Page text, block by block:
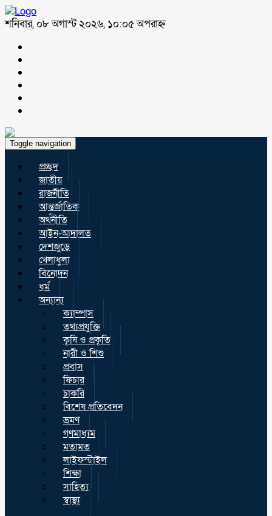
শনিবার, ০৮ অগাস্ট ২০২৬, ১০:০৫ অপরাহ্ন
Toggle navigation
প্রচ্ছদ
জাতীয়
রাজনীতি
আন্তর্জাতিক
অর্থনীতি
আইন-আদালত
দেশজুড়ে
খেলাধুলা
বিনোদন
ধর্ম
অন্যান্য
ক্যাম্পাস
তথ্যপ্রযুক্তি
কৃষি ও প্রকৃতি
নারী ও শিশু
প্রবাস
ফিচার
চাকরি
বিশেষ প্রতিবেদন
ভ্রমণ
গণমাধ্যম
মতামত
লাইফস্টাইল
শিক্ষা
সাহিত্য
স্বাস্থ্য